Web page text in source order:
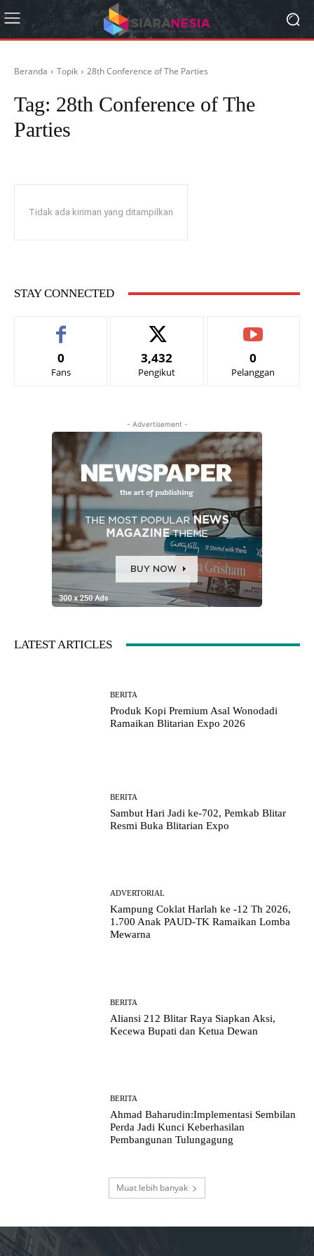
Beranda Topik 28th Conference of The Parties
Tag: 28th Conference of The
Parties
Tidak ada kiriman yang ditampilkan
STAY CONNECTED
0
Fans
3,432
Pengikut
0
Pelanggan
- Advertisement -
LATEST ARTICLES
BERITA
Produk Kopi Premium Asal Wonodadi
Ramaikan Blitarian Expo 2026
BERITA
Sambut Hari Jadi ke-702, Pemkab Blitar
Resmi Buka Blitarian Expo
ADVERTORIAL
Kampung Coklat Harlah ke -12 Th 2026,
1.700 Anak PAUD-TK Ramaikan Lomba
Mewarna
BERITA
Aliansi 212 Blitar Raya Siapkan Aksi,
Kecewa Bupati dan Ketua Dewan
BERITA
Ahmad Baharudin:Implementasi Sembilan
Perda Jadi Kunci Keberhasilan
Pembangunan Tulungagung
Muat lebih banyak